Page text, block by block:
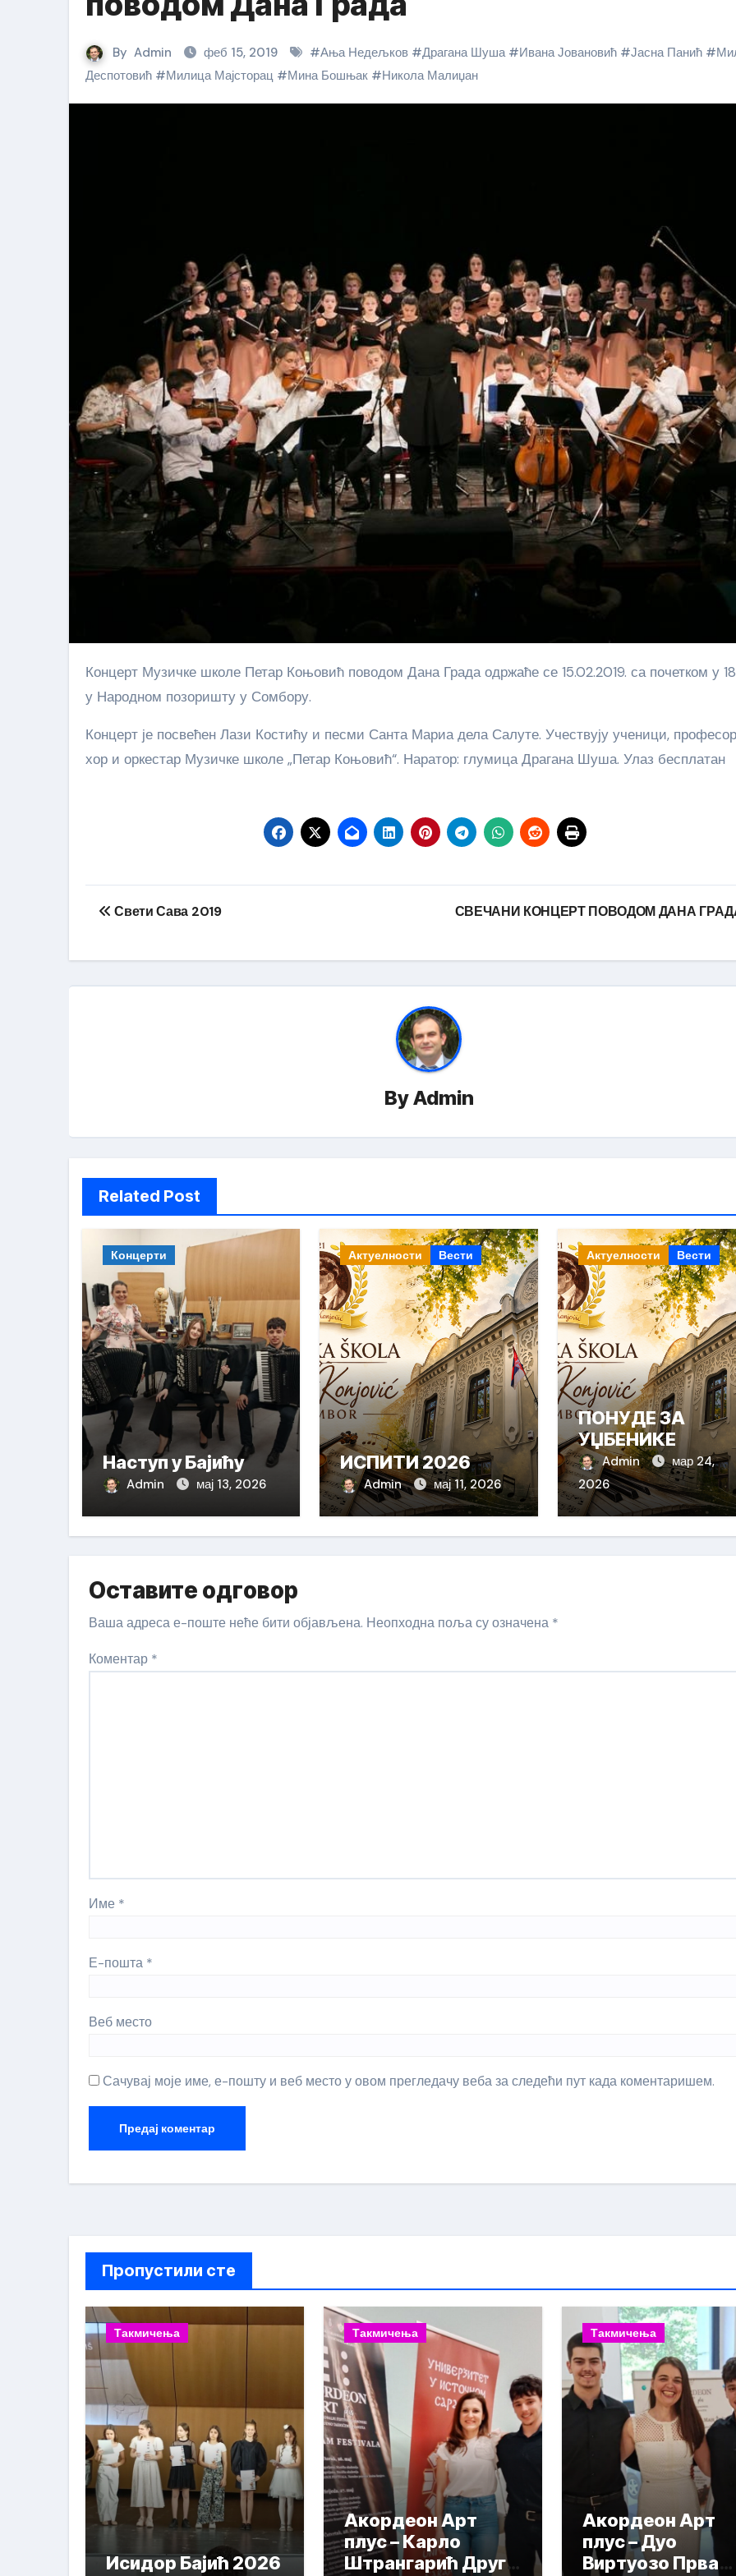
By Admin феб 15, 2019 #Ања Недељков #Драгана Шуша#Ивана Јовановић #Јасна Панић #
Деспотовић #Милица Мајсторац #Мина Бошњак #Никола Малиџан
Концерт Музичке школе Петар Коњовић поводом Дана Града одржаће се 15.02.2019. са почетком у 18:00х
у Народном позоришту у Сомбору.
Концерт је посвећен Лази Костићу и песми Санта Мариа дела Салуте. Учествују ученици,
хор и оркестар Музичке школе „Петар Коњовић“. Наратор: глумица Драгана Шуша. Улаз бесплатан
Кретање
Свети Сава 2019 СВЕЧАНИ КОНЦЕРТ ПОВОДОМ ДАНА
ByAdmin
Related Post
Концерти
Наступ у Бајићу
Admin мај 13, 2026
Актуелности Вести
ИСПИТИ 2026
Admin мај 11, 2026
Актуелности Вести
ПОНУДЕ ЗА
УЏБЕНИКЕ
Admin
мар 24,
2026
Оставите одговор
Ваша адреса е-поште неће бити објављена. Неопходна поља су означена *
Коментар *
Име *
Е-пошта *
Веб место
Сачувај моје име, е-пошту и веб место у овом прегледачу веба за следећи пут када коментаришем.
Пропустили сте
Такмичења
Исидор Бајић 2026
Такмичења
Акордеон Арт
плус – Карло
Штрангарић Друга
Такмичења
Акордеон Арт
плус – Дуо
Виртуозо Прва